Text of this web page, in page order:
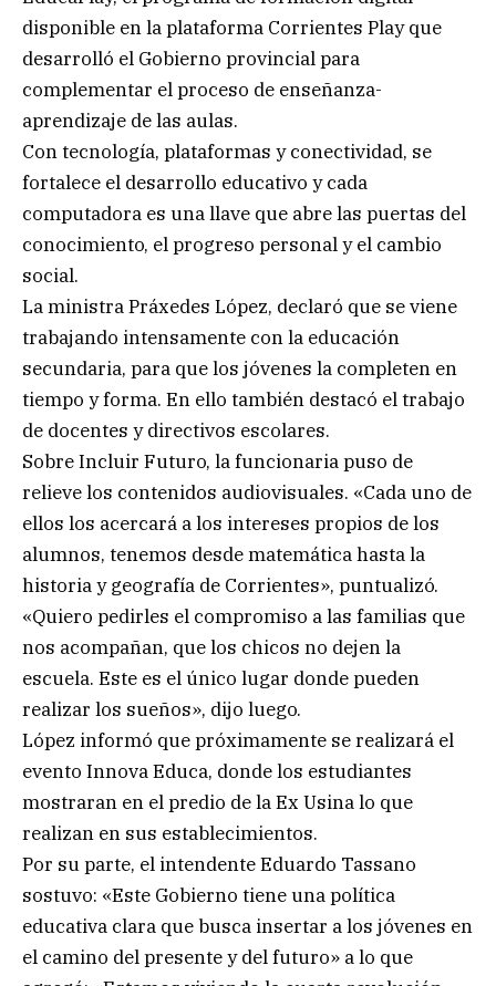
disponible en la plataforma Corrientes Play que
desarrolló el Gobierno provincial para
complementar el proceso de enseñanza-
aprendizaje de las aulas.
Con tecnología, plataformas y conectividad, se
fortalece el desarrollo educativo y cada
computadora es una llave que abre las puertas del
conocimiento, el progreso personal y el cambio
social.
La ministra Práxedes López, declaró que se viene
trabajando intensamente con la educación
secundaria, para que los jóvenes la completen en
tiempo y forma. En ello también destacó el trabajo
de docentes y directivos escolares.
Sobre Incluir Futuro, la funcionaria puso de
relieve los contenidos audiovisuales. «Cada uno de
ellos los acercará a los intereses propios de los
alumnos, tenemos desde matemática hasta la
historia y geografía de Corrientes», puntualizó.
«Quiero pedirles el compromiso a las familias que
nos acompañan, que los chicos no dejen la
escuela. Este es el único lugar donde pueden
realizar los sueños», dijo luego.
López informó que próximamente se realizará el
evento Innova Educa, donde los estudiantes
mostraran en el predio de la Ex Usina lo que
realizan en sus establecimientos.
Por su parte, el intendente Eduardo Tassano
sostuvo: «Este Gobierno tiene una política
educativa clara que busca insertar a los jóvenes en
el camino del presente y del futuro» a lo que